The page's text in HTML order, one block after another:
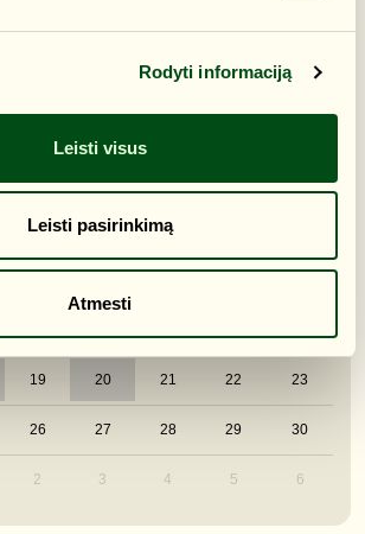
Rodyti informaciją
Leisti visus
Leisti pasirinkimą
Atmesti
TR KT PN ŠT S
29 30 31
19 20 21 22 23
26 27 28 29 30
2 3 4 5 6